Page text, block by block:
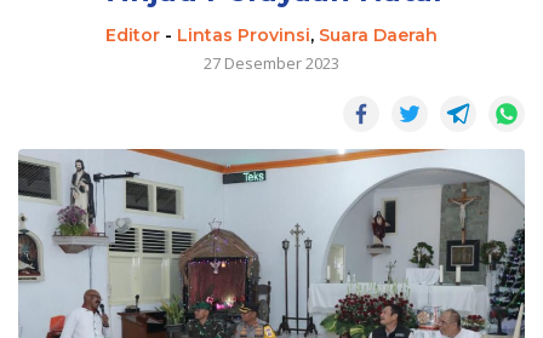
Editor - Lintas Provinsi, Suara Daerah
27 Desember 2023